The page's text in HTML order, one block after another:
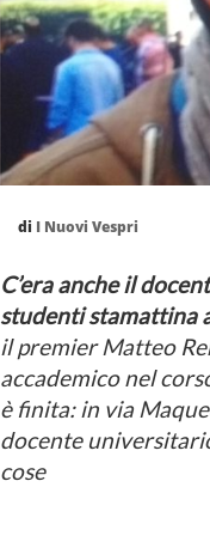
di I Nuovi Vespri
C’era anche il
studenti stamattina
il premier Matteo
accademico nel
è finita: in via
docente
cose